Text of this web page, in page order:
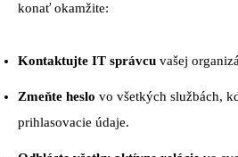
konať okamžite:
Kontaktujte IT správcu vašej
Zmeňte heslo vo všetkých službách,
prihlasovacie údaje.